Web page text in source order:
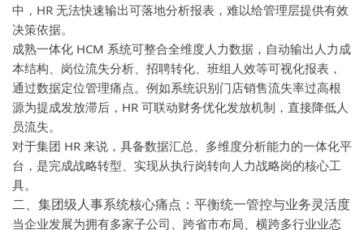
中，HR 无法快速输出可落地分析报表，难以给管理层提供有效
决策依据。
成熟一体化 HCM 系统可整合全维度人力数据，自动输出人力成
本结构、岗位流失分析、招聘转化、班组人效等可视化报表，
通过数据定位管理痛点。例如系统识别门店销售流失率过高根
源为提成发放滞后，HR 可联动财务优化发放机制，直接降低人
员流失。
对于集团 HR 来说，具备数据汇总、多维度分析能力的一体化平
台，是完成战略转型、实现从执行岗转向人力战略岗的核心工
具。
二、集团级人事系统核心痛点：平衡统一管控与业务灵活度
当企业发展为拥有多家子公司、跨省市布局、横跨多行业业态